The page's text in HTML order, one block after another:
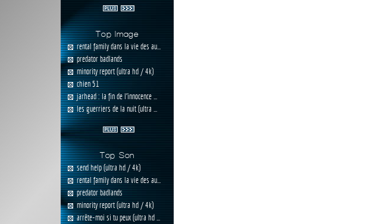
Top Image
rental family dans la vie des au...
predator badlands
minority report (ultra hd / 4k)
chien 51
jarhead : la fin de l'innocence ...
les guerriers de la nuit (ultra ...
Top Son
send help (ultra hd / 4k)
rental family dans la vie des au...
predator badlands
minority report (ultra hd / 4k)
arrête-moi si tu peux (ultra hd ...